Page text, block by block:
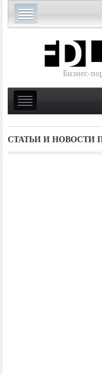
Бизнес-
СТАТЬИ И НОВОСТИ